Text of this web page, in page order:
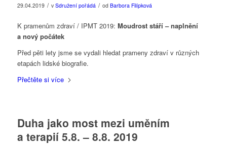
29.04.2019 / v Sdružení pořádá / od Barbora Filípková
K pramenům zdraví / IPMT 2019: Moudrost stáří – naplnění
a nový počátek
Před pěti lety jsme se vydali hledat prameny zdraví v různých
etapách lidské biografie.
Přečtěte si více
Duha jako most mezi uměním
a terapií 5.8. – 8.8. 2019